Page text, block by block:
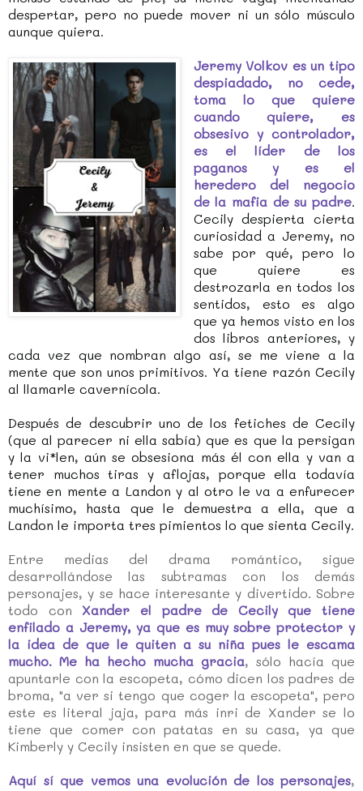
despertar, pero no puede mover ni un sólo músculo
aunque quiera.
Jeremy Volkov es un tipo
despiadado, no cede,
toma lo que quiere
cuando quiere, es
obsesivo y controlador,
es el líder de los
paganos y es el
heredero del negocio
de la mafia de su padre.
Cecily despierta cierta
curiosidad a Jeremy, no
sabe por qué, pero lo
que quiere es
destrozarla en todos los
sentidos, esto es algo
que ya hemos visto en los
dos libros anteriores, y
cada vez que nombran algo así, se me viene a la
mente que son unos primitivos. Ya tiene razón Cecily
al llamarle cavernícola.
Después de descubrir uno de los fetiches de Cecily
(que al parecer ni ella sabía) que es que la persigan
y la vi*len, aún se obsesiona más él con ella y van a
tener muchos tiras y aflojas, porque ella todavía
tiene en mente a Landon y al otro le va a enfurecer
muchísimo, hasta que le demuestra a ella, que a
Landon le importa tres pimientos lo que sienta Cecily.
Entre medias del drama romántico, sigue
desarrollándose las subtramas con los demás
personajes, y se hace interesante y divertido. Sobre
todo con Xander el padre de Cecily que tiene
enfilado a Jeremy, ya que es muy sobre protector y
la idea de que le quiten a su niña pues le escama
mucho. Me ha hecho mucha gracia, sólo hacía que
apuntarle con la escopeta, cómo dicen los padres de
broma, "a ver si tengo que coger la escopeta", pero
este es literal jaja, para más inri de Xander se lo
tiene que comer con patatas en su casa, ya que
Kimberly y Cecily insisten en que se quede.
Aquí sí que vemos una evolución de los personajes,